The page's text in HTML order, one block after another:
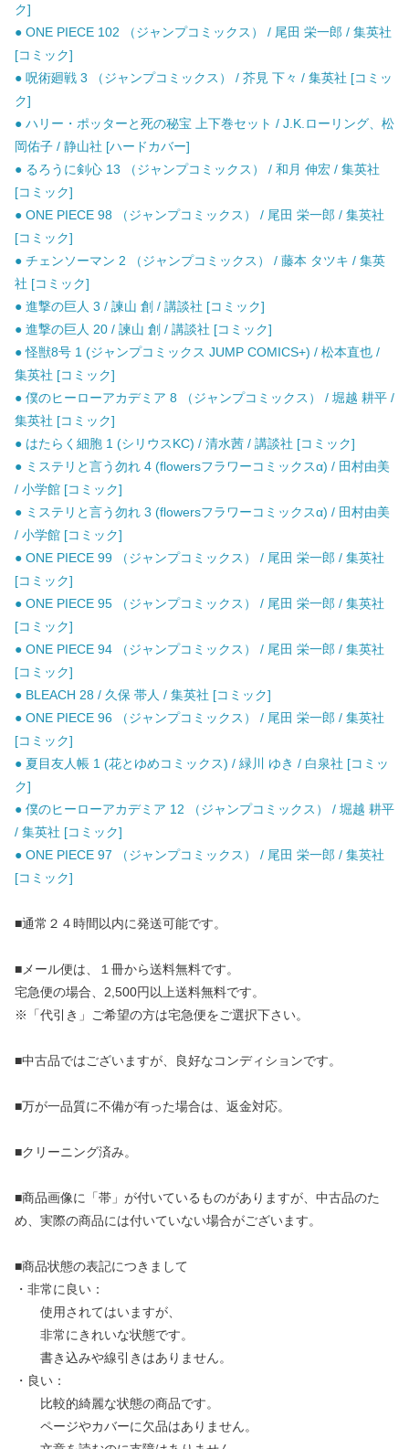
ク]
● ONE PIECE 102 （ジャンプコミックス） / 尾田 栄一郎 / 集英社
[コミック]
● 呪術廻戦 3 （ジャンプコミックス） / 芥見 下々 / 集英社 [コミッ
ク]
● ハリー・ポッターと死の秘宝 上下巻セット / J.K.ローリング、松
岡佑子 / 静山社 [ハードカバー]
● るろうに剣心 13 （ジャンプコミックス） / 和月 伸宏 / 集英社
[コミック]
● ONE PIECE 98 （ジャンプコミックス） / 尾田 栄一郎 / 集英社
[コミック]
● チェンソーマン 2 （ジャンプコミックス） / 藤本 タツキ / 集英
社 [コミック]
● 進撃の巨人 3 / 諫山 創 / 講談社 [コミック]
● 進撃の巨人 20 / 諫山 創 / 講談社 [コミック]
● 怪獣8号 1 (ジャンプコミックス JUMP COMICS+) / 松本直也 /
集英社 [コミック]
● 僕のヒーローアカデミア 8 （ジャンプコミックス） / 堀越 耕平 /
集英社 [コミック]
● はたらく細胞 1 (シリウスKC) / 清水茜 / 講談社 [コミック]
● ミステリと言う勿れ 4 (flowersフラワーコミックスα) / 田村由美
/ 小学館 [コミック]
● ミステリと言う勿れ 3 (flowersフラワーコミックスα) / 田村由美
/ 小学館 [コミック]
● ONE PIECE 99 （ジャンプコミックス） / 尾田 栄一郎 / 集英社
[コミック]
● ONE PIECE 95 （ジャンプコミックス） / 尾田 栄一郎 / 集英社
[コミック]
● ONE PIECE 94 （ジャンプコミックス） / 尾田 栄一郎 / 集英社
[コミック]
● BLEACH 28 / 久保 帯人 / 集英社 [コミック]
● ONE PIECE 96 （ジャンプコミックス） / 尾田 栄一郎 / 集英社
[コミック]
● 夏目友人帳 1 (花とゆめコミックス) / 緑川 ゆき / 白泉社 [コミッ
ク]
● 僕のヒーローアカデミア 12 （ジャンプコミックス） / 堀越 耕平
/ 集英社 [コミック]
● ONE PIECE 97 （ジャンプコミックス） / 尾田 栄一郎 / 集英社
[コミック]
■通常２４時間以内に発送可能です。
■メール便は、１冊から送料無料です。
宅急便の場合、2,500円以上送料無料です。
※「代引き」ご希望の方は宅急便をご選択下さい。
■中古品ではございますが、良好なコンディションです。
■万が一品質に不備が有った場合は、返金対応。
■クリーニング済み。
■商品画像に「帯」が付いているものがありますが、中古品のた
め、実際の商品には付いていない場合がございます。
■商品状態の表記につきまして
・非常に良い：
使用されてはいますが、
非常にきれいな状態です。
書き込みや線引きはありません。
・良い：
比較的綺麗な状態の商品です。
ページやカバーに欠品はありません。